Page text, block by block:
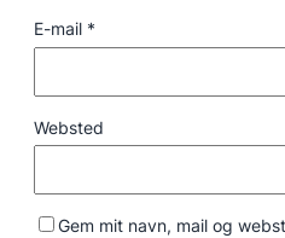
E-mail *
Websted
Gem mit navn, mail og